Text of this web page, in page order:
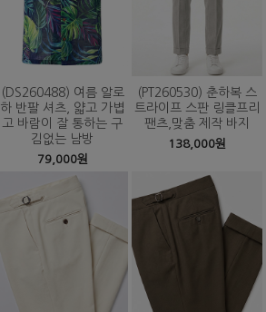
(DS260488) 여름 알로
하 반팔 셔츠, 얇고 가볍
고 바람이 잘 통하는 구
김없는 남방
79,000원
(PT260530) 춘하복 스
트라이프 스판 링클프리
팬츠,맞춤 제작 바지
138,000원